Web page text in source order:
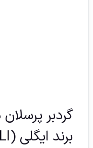
گردبر
برند ایگلی (EGELI) سایز ۸۰mm